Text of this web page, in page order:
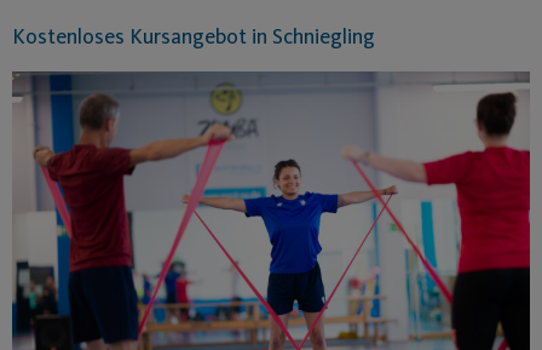
Kostenloses Kursangebot in Schniegling